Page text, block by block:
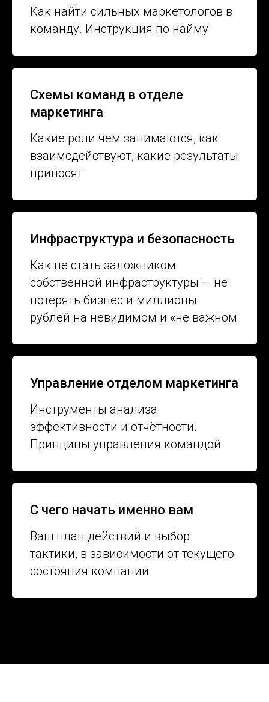
Как найти сильных маркетологов в
команду. Инструкция по найму
Схемы команд в отделе
маркетинга
Какие роли чем занимаются, как
взаимодействуют, какие результаты
приносят
Инфраструктура и безопасность
Как не стать заложником
собственной инфраструктуры — не
потерять бизнес и миллионы
рублей на невидимом и «не важном
Управление отделом маркетинга
Инструменты анализа
эффективности и отчётности.
Принципы управления командой
С чего начать именно вам
Ваш план действий и выбор
тактики, в зависимости от текущего
состояния компании